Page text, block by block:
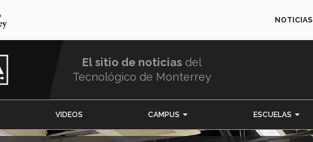
NOTICIAS
El sitio de noticias del
Tecnológico de Monterrey
VIDEOS CAMPUS ESCUELAS